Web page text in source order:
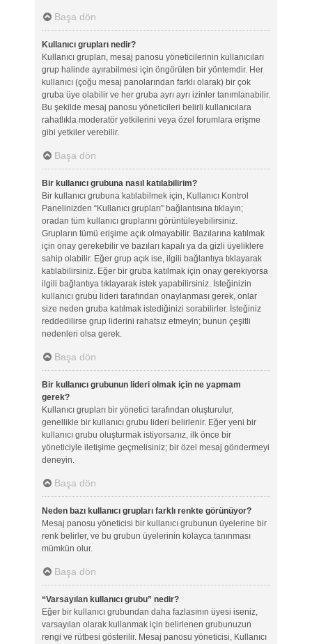
Başa dön
Kullanıcı grupları nedir?
Kullanıcı grupları, mesaj panosu yöneticilerinin kullanıcıları
grup halinde ayırabilmesi için öngörülen bir yöntemdir. Her
kullanıcı (çoğu mesaj panolarından farklı olarak) bir çok
gruba üye olabilir ve her gruba ayrı ayrı izinler tanımlanabilir.
Bu şekilde mesaj panosu yöneticileri belirli kullanıcılara
rahatlıkla moderatör yetkilerini veya özel forumlara erişme
gibi yetkiler verebilir.
Başa dön
Bir kullanıcı grubuna nasıl katılabilirim?
Bir kullanıcı grubuna katılabilmek için, Kullanıcı Kontrol
Panelinizden “Kullanıcı grupları” bağlantısına tıklayın;
oradan tüm kullanıcı gruplarını görüntüleyebilirsiniz.
Grupların tümü erişime açık olmayabilir. Bazılarına katılmak
için onay gerekebilir ve bazıları kapalı ya da gizli üyeliklere
sahip olabilir. Eğer grup açık ise, ilgili bağlantıya tıklayarak
katılabilirsiniz. Eğer bir gruba katılmak için onay gerekiyorsa
ilgili bağlantıya tıklayarak istek yapabilirsiniz. İsteğinizin
kullanıcı grubu lideri tarafından onaylanması gerek, onlar
size neden gruba katılmak istediğinizi sorabilirler. İsteğiniz
reddedilirse grup liderini rahatsız etmeyin; bunun çeşitli
nedenleri olsa gerek.
Başa dön
Bir kullanıcı grubunun lideri olmak için ne yapmam
gerek?
Kullanıcı grupları bir yönetici tarafından oluşturulur,
genellikle bir kullanıcı grubu lideri belirlenir. Eğer yeni bir
kullanıcı grubu oluşturmak istiyorsanız, ilk önce bir
yöneticiyle iletişime geçmelisiniz; bir özel mesaj göndermeyi
deneyin.
Başa dön
Neden bazı kullanıcı grupları farklı renkte görünüyor?
Mesaj panosu yöneticisi bir kullanıcı grubunun üyelerine bir
renk belirler, ve bu grubun üyelerinin kolayca tanınması
mümkün olur.
Başa dön
“Varsayılan kullanıcı grubu” nedir?
Eğer bir kullanıcı grubundan daha fazlasının üyesi iseniz,
varsayılan olarak kullanmak için belirlenen grubunuzun
rengi ve rütbesi gösterilir. Mesaj panosu yöneticisi, Kullanıcı